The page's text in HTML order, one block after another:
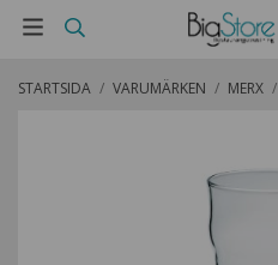
STARTSIDA / VARUMÄRKEN / MERX /